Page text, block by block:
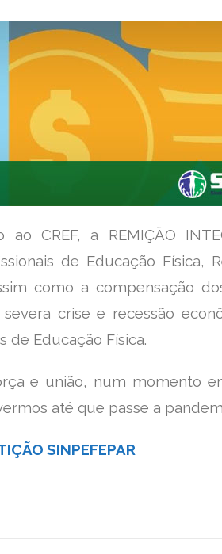
CREF, a REMIÇÃO
de Educação Física,
como a compensação
crise e recessão
de Educação Física.
e união, num momento
até que passe a
SINPEFEPAR